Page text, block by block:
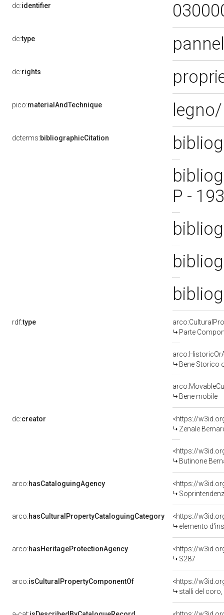
dc:identifier
dc:type
dc:rights
pico:materialAndTechnique
dcterms:bibliographicCitation
P -
rdf:type
Parte
Bene Storico
Bene mobile
dc:creator
<https://
Zenale
<https://
Butinone
arco:hasCataloguingAgency
<https://
Soprintendenza per i
arco:hasCulturalPropertyCataloguingCategory
<https://
elemento
arco:hasHeritageProtectionAgency
<https://
S287
arco:isCulturalPropertyComponentOf
<https://
stalli del coro,